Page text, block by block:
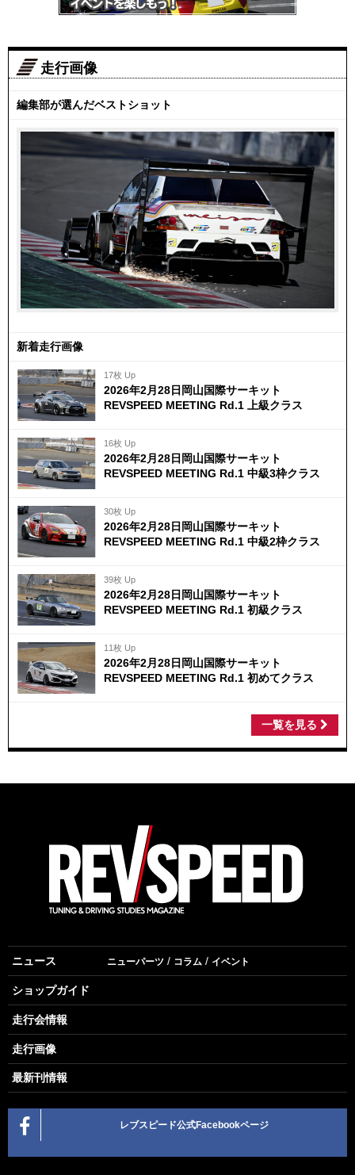
走行画像
編集部が選んだベストショット
新着走行画像
17枚 Up
2026年2月28日岡山国際サーキット
REVSPEED MEETING Rd.1 上級クラス
16枚 Up
2026年2月28日岡山国際サーキット
REVSPEED MEETING Rd.1 中級3枠クラス
30枚 Up
2026年2月28日岡山国際サーキット
REVSPEED MEETING Rd.1 中級2枠クラス
39枚 Up
2026年2月28日岡山国際サーキット
REVSPEED MEETING Rd.1 初級クラス
11枚 Up
2026年2月28日岡山国際サーキット
REVSPEED MEETING Rd.1 初めてクラス
一覧を見る
ニュース ニューパーツ コラム イベント
ショップガイド
走行会情報
走行画像
最新刊情報
レブスピード公式Facebookページ